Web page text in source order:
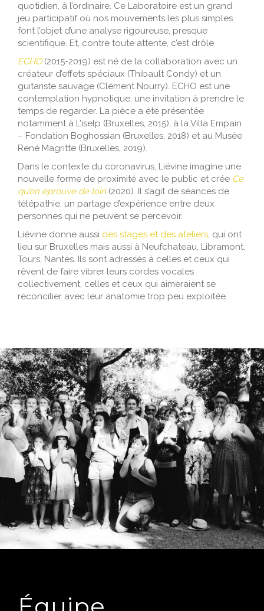
quotidien, à l’ordinaire. Ce Laboratoire est un grand
jeu participatif où nos mouvements les plus simples
font l’objet d’une analyse rigoureuse, presque
scientifique. Et, contre toute attente, c’est drôle.
ECHO(2015-2019) est né de la collaboration avec un
créateur d’effets spéciaux (Thibault Condy) et un
guitariste sauvage (Clément Nourry). ECHO est une
contemplation hypnotique, une invitation à prendre le
temps de regarder. La pièce a été présentée
notamment à L’iselp (Bruxelles, 2015), à la Villa Empain
– Fondation Boghossian (Bruxelles, 2018) et au Musée
René Magritte (Bruxelles, 2019).
Dans le contexte du coronavirus, Liévine imagine une
nouvelle forme de proximité avec le public et crée Ce
qu’on éprouve de loin (2020). Il s’agit de séances de
télépathie, un partage d’expérience entre deux
personnes qui ne peuvent se percevoir.
Liévine donne aussi des stages et des ateliers, qui ont
lieu sur Bruxelles mais aussi à Neufchateau, Libramont,
Tours, Nantes. Ils sont adressés à celles et ceux qui
rêvent de faire vibrer leurs cordes vocales
collectivement, celles et ceux qui aimeraient se
réconcilier avec leur anatomie trop peu exploitée.